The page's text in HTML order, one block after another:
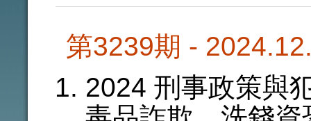
第3239期 -
2024 刑事政策與